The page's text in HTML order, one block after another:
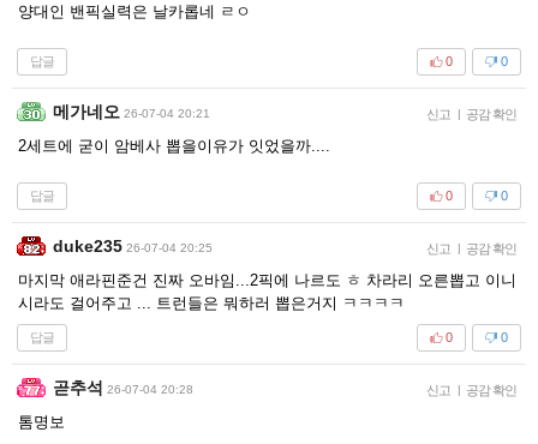
양대인 밴픽실력은 날카롭네 ㄹㅇ
답글 0
0
메가네오 26-07-04 20:21 신고 | 공감 확인
2세트에 굳이 암베사 뽑을이유가 잇었을까....
답글 0
0
duke235 26-07-04 20:25 신고 | 공감 확인
마지막 애라핀준건 진짜 오바임...2픽에 나르도 ㅎ 차라리 오른뽑고 이니
시라도 걸어주고 ... 트런들은 뭐하러 뽑은거지 ㅋㅋㅋㅋ
답글 0
0
곧추석 26-07-04 20:28 신고 | 공감 확인
톰명보